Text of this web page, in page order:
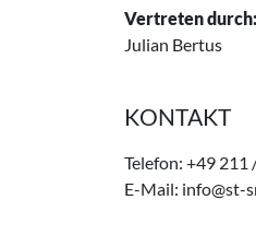
Vertreten durch:
Julian Bertus
KONTAKT
Telefon: +49 211
E-Mail: info@st-